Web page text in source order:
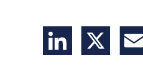
LinkedIn